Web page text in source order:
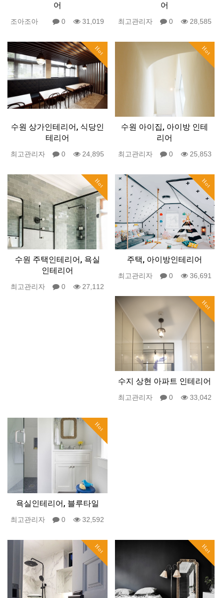
어
조아조아 0 31,019
어
최고관리자 0 28,585
Hot
수원 상가인테리어, 식당인
테리어
최고관리자 0 24,895
Hot
수원 아이집, 아이방 인테
리어
최고관리자 0 25,853
Hot
수원 주택인테리어, 욕실
인테리어
최고관리자 0 27,112
Hot
주택, 아이방인테리어
최고관리자 0 36,691
Hot
수지 상현 아파트 인테리어
최고관리자 0 33,042
Hot
욕실인테리어, 블루타일
최고관리자 0 32,592
Hot Hot